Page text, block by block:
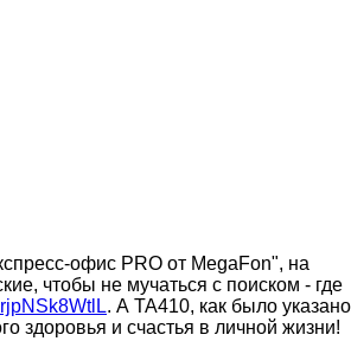
офис PRO от MegaFon", на
чтобы не мучаться с поиском - где
. А TA410, как было указано
здоровья и счастья в личной жизни!